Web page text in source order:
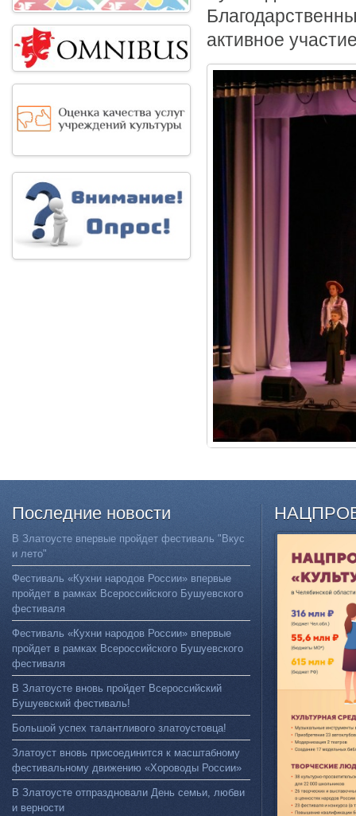
активное
Последние новости
В Златоусте впервые пройдет фестиваль "Вкус
и лето"
Фестиваль «Кухни народов России» впервые
пройдет в рамках Всероссийского Бушуевского
фестиваля
Фестиваль «Кухни народов России» впервые
пройдет в рамках Всероссийского Бушуевского
фестиваля
В Златоусте вновь пройдет Всероссийский
Бушуевский фестиваль!
Большой успех талантливого златоустовца!
Златоуст вновь присоединится к масштабному
фестивальному движению «Хороводы России»
В Златоусте отпраздновали День семьи, любви
и верности